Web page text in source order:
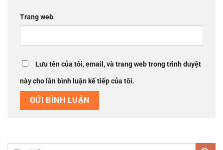
Trang web
Lưu tên của tôi, email, và trang web trong trình duyệt
này cho lần bình luận kế tiếp của tôi.